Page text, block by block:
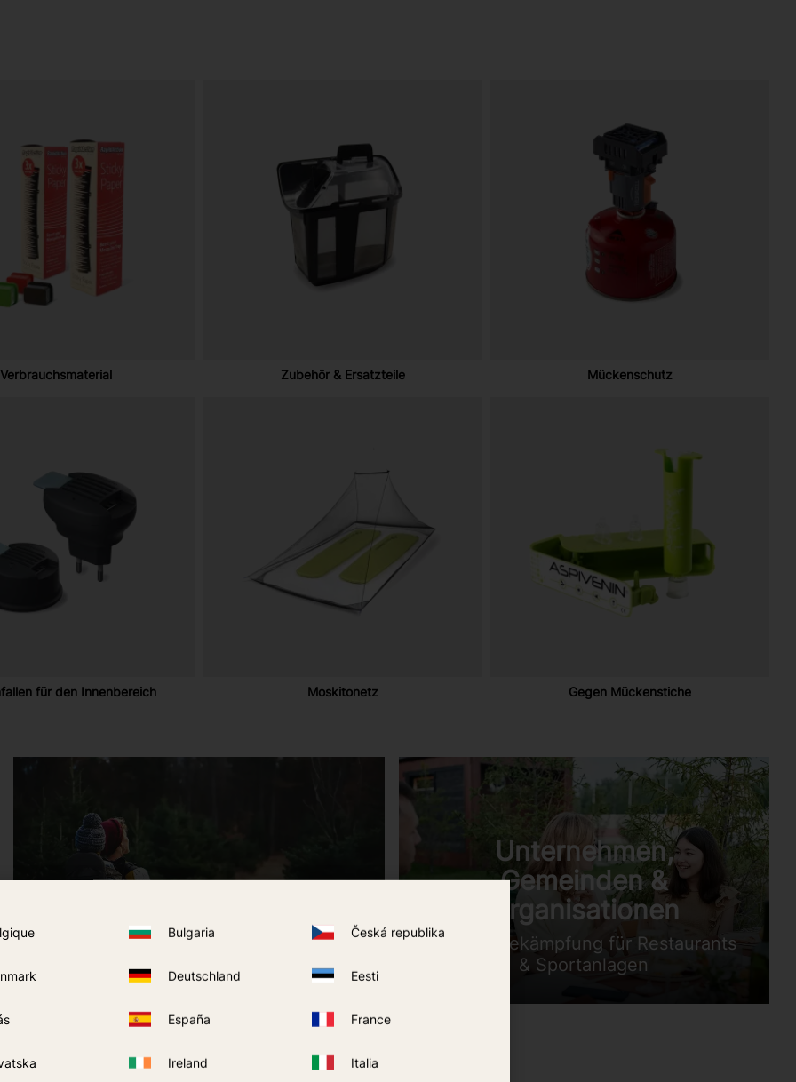
Bulgaria Česká republika
Deutschland Eesti
España France
Ireland Italia
Verbrauchsmaterial Zubehör & Ersatzteile Mückenschutz
für den Innenbereich Moskitonetz Gegen Mückenstiche
Outdoor & Abenteuer
Mückenschutz für dein Camping
Unternehmen,
Gemeinden &
Organisationen
Mückenbekämpfung für Restaurants
& Sportanlagen